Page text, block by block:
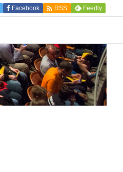
Facebook  RSS Feedly